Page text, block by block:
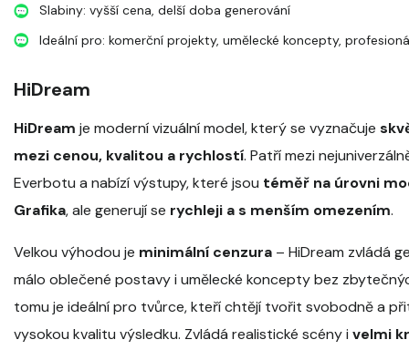
Slabiny: vyšší cena, delší doba generování
Ideální pro: komerční projekty, umělecké koncepty,
HiDream
HiDream je moderní vizuální model, který se vyznačuje
mezi cenou, kvalitou a rychlostí. Patří mezi
Everbotu a nabízí výstupy, které jsou téměř na úrovni
Grafika, ale generují se rychleji a s menším omezením.
Velkou výhodou je minimální cenzura – HiDream zvládá
málo oblečené postavy i umělecké koncepty bez
tomu je ideální pro tvůrce, kteří chtějí tvořit svobodně a
vysokou kvalitu výsledku. Zvládá realistické scény i velmi